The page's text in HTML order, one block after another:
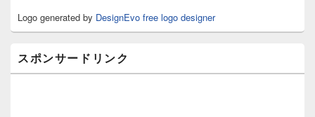
アLogo generated by DesignEvo free logo designer
スポンサードリンク